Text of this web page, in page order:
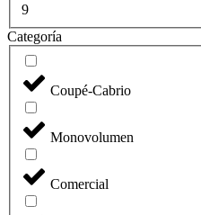
9
Categoría
Coupé-Cabrio
Monovolumen
Comercial